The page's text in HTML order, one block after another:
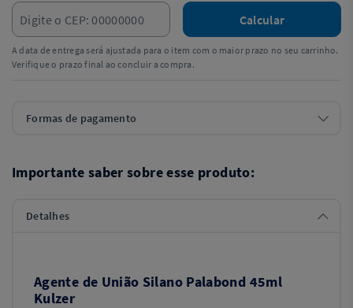
Calcular
A data de entrega será ajustada para o item com o maior prazo no seu carrinho.
Verifique o prazo final ao concluir a compra.
Formas de pagamento
Importante saber sobre esse produto:
Detalhes
Agente de União Silano Palabond 45ml
Kulzer